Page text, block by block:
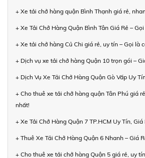
+ Xe tải chở hàng quận Bình Thạnh giá rẻ,
+ Xe Tải Chở Hàng Quận Bình Tân Giá Rẻ –
+ Xe tải chở hàng Củ Chi giá rẻ, uy tín – Gọi là
+ Dịch vụ xe tải chở hàng Quận 10 trọn gói –
+ Dịch Vụ Xe Tải Chở Hàng Quận Gò Vấp Uy
+ Cho thuê xe tải chở hàng quận Tân Phú giá
nhất!
+ Xe Tải Chở Hàng Quận 7 TP.HCM Uy Tín, Giá
+ Thuê Xe Tải Chở Hàng Quận 6 Nhanh – Giá
+ Cho thuê xe tải chở hàng Quận 5 giá rẻ, uy